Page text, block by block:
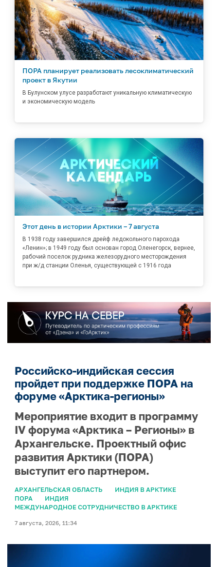
ПОРА планирует реализовать лесоклиматический
проект в Якутии
В Булунском улусе разработают уникальную климатическую
и экономическую модель
Этот день в истории Арктики – 7 августа
В 1938 году завершился дрейф ледокольного парохода
«Ленин»; в 1949 году был основан город Оленегорск, вернее,
рабочий поселок рудника железорудного месторождения
при ж/д станции Оленья, существующей с 1916 года
Российско-индийская сессия
пройдет при поддержке ПОРА на
форуме «Арктика-регионы»
Мероприятие входит в программу
IV форума «Арктика – Регионы» в
Архангельске. Проектный офис
развития Арктики (ПОРА)
выступит его партнером.
АРХАНГЕЛЬСКАЯ ОБЛАСТЬ
ИНДИЯ В АРКТИКЕ
ПОРА
ИНДИЯ
МЕЖДУНАРОДНОЕ СОТРУДНИЧЕСТВО В АРКТИКЕ
7 августа, 2026, 11:34